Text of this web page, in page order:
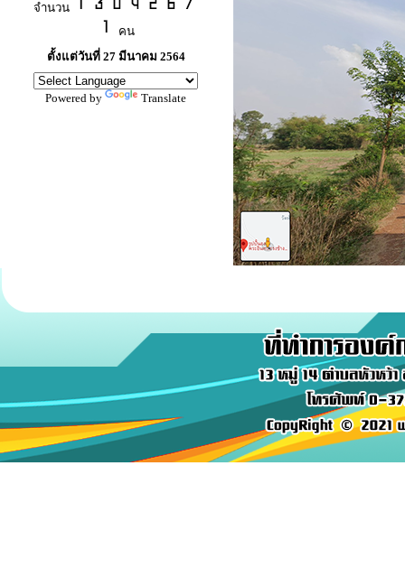
จำนวน
คน
ตั้งแต่วันที่ 27 มีนาคม 2564
Powered by Translate